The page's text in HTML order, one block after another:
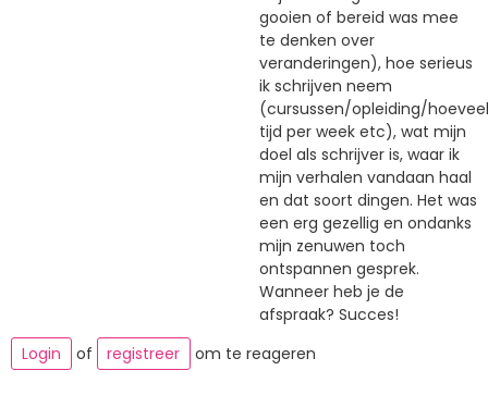
gooien of bereid was mee
te denken over
veranderingen), hoe serieus
ik schrijven neem
(cursussen/opleiding/hoeveel
tijd per week etc), wat mijn
doel als schrijver is, waar ik
mijn verhalen vandaan haal
en dat soort dingen. Het was
een erg gezellig en ondanks
mijn zenuwen toch
ontspannen gesprek.
Wanneer heb je de
afspraak? Succes!
Login
of registreer om te reageren